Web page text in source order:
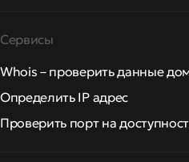
Сервисы
Whois – проверить данные
Определить IP адрес
Проверить порт на